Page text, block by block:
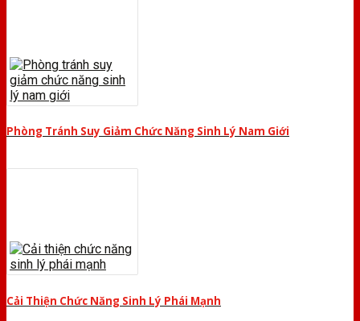
Phòng Tránh Suy Giảm Chức Năng Sinh Lý Nam Giới
Cải Thiện Chức Năng Sinh Lý Phái Mạnh